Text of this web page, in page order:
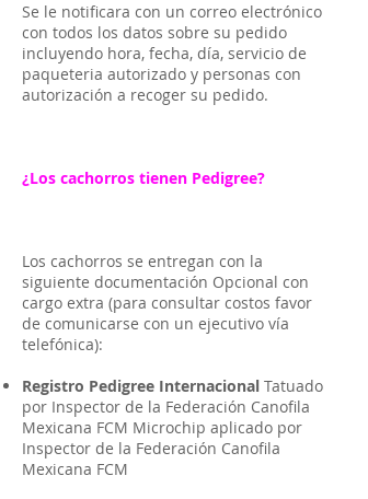
Se le notificara con un correo electrónico
con todos los datos sobre su pedido
incluyendo hora, fecha, día, servicio de
paqueteria autorizado y personas con
autorización a recoger su pedido.
¿Los cachorros tienen Pedigree?
Los cachorros se entregan con la
siguiente documentación Opcional con
cargo extra (para consultar costos favor
de comunicarse con un ejecutivo vía
telefónica):
Registro Pedigree Internacional Tatuado
por Inspector de la Federación Canofila
Mexicana FCM Microchip aplicado por
Inspector de la Federación Canofila
Mexicana FCM